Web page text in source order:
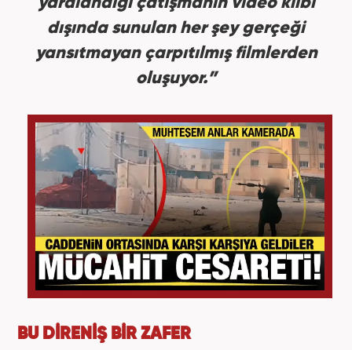
dışında sunulan her şey gerçeği
yansıtmayan çarpıtılmış filmlerden
oluşuyor.”
BU DİRENİŞ BİR ZAFER